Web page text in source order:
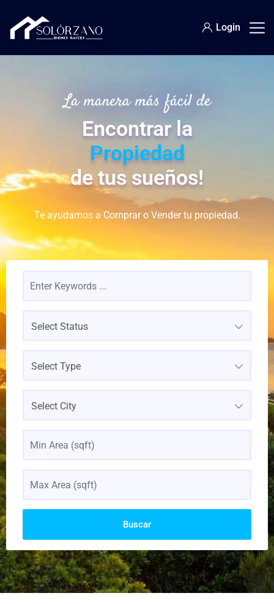
Login
La manera más fácil de
Encontrar la
Propiedad
de tus sueños!
Te ayudamos a Comprar o Vender tu propiedad.
Select Status
Select Type
Select City
Buscar